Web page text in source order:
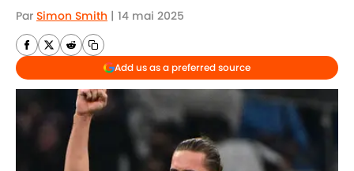
Par Simon Smith | 14 mai 2025
Add us as a preferred source